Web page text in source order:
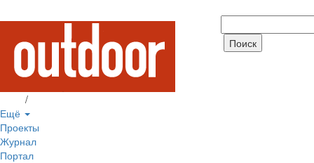
/
Ещё
Проекты
Журнал
Портал